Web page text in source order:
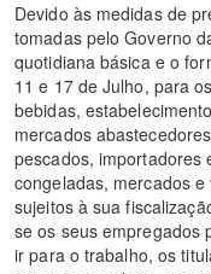
Devido às medidas de
tomadas pelo Governo
quotidiana básica e o
11 e 17 de Julho, para
bebidas,
mercados
pescados, importadores
congeladas, mercados
sujeitos à sua
se os seus empregados
ir para o trabalho, os